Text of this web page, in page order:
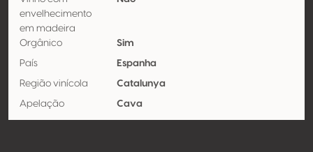
envelhecimento
em madeira
Orgânico Sim
País Espanha
Região vinícola Catalunya
Apelação Cava